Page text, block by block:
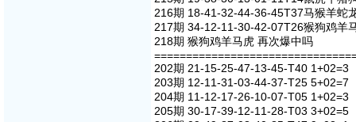
216期 18-41-32-44-36-45T37马猴羊蛇
217期 34-12-11-30-42-07T26猴狗鸡羊
218期 猴狗鸡羊马虎 再次爆中吗
202期 21-15-25-47-13-45-T40 1+02=3
203期 12-11-31-03-44-37-T25 5+02=7
204期 11-12-17-26-10-07-T05 1+02=3
205期 30-17-39-12-11-28-T03 3+02=5